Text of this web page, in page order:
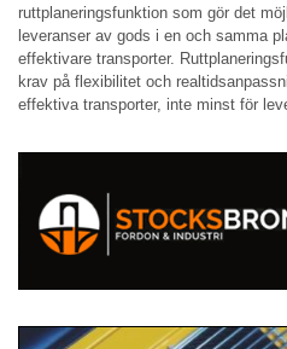
ruttplaneringsfunktion som gör det
leveranser av gods i en och samma
effektivare transporter.
krav på flexibilitet och
effektiva transporter, inte minst för